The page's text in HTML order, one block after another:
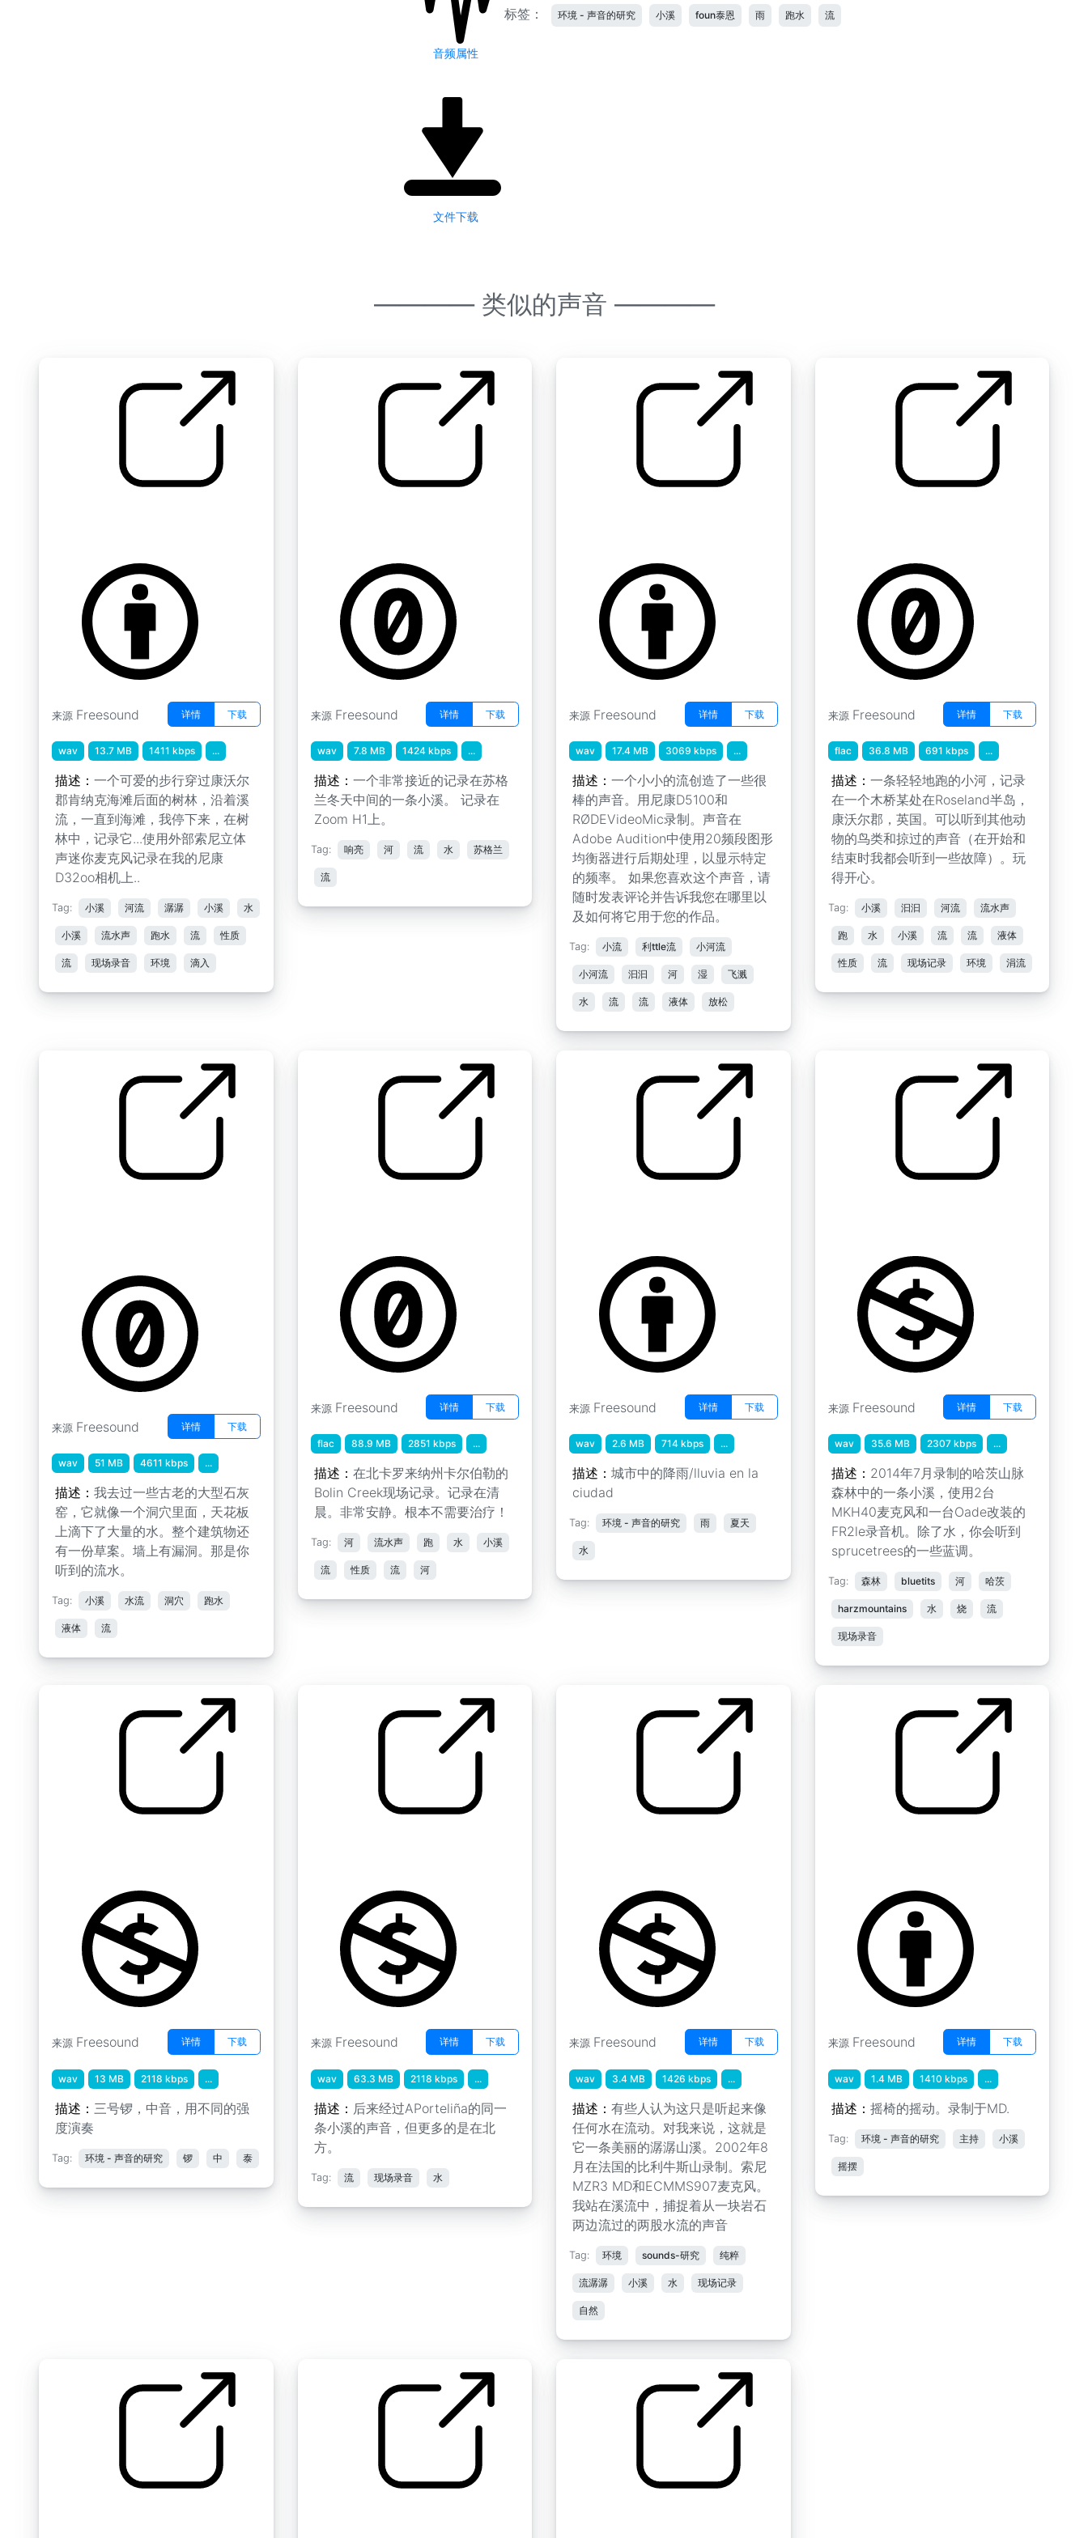
音频属性
文件下载
标签： 环境 - 声音的研究 小溪 foun泰恩 雨 跑水 流
———— 类似的声音 ————
来源 Freesound 详情 下载
wav 13.7 MB 1411 kbps ...
描述： 一个可爱的步行穿过康沃尔
郡肯纳克海滩后面的树林，沿着溪
流，一直到海滩，我停下来，在树
林中，记录它...使用外部索尼立体
声迷你麦克风记录在我的尼康
D32oo相机上..
Tag: 小溪 河流 潺潺 小溪 水
小溪 流水声 跑水 流 性质
流 现场录音 环境 滴入
来源 Freesound 详情 下载
wav 7.8 MB 1424 kbps ...
描述： 一个非常接近的记录在苏格
兰冬天中间的一条小溪。 记录在
Zoom H1上。
Tag: 响亮 河 流 水 苏格兰
流
来源 Freesound 详情 下载
wav 17.4 MB 3069 kbps ...
描述： 一个小小的流创造了一些很
棒的声音。用尼康D5100和
RØDEVideoMic录制。声音在
Adobe Audition中使用20频段图形
均衡器进行后期处理，以显示特定
的频率。 如果您喜欢这个声音，请
随时发表评论并告诉我您在哪里以
及如何将它用于您的作品。
Tag: 小流 利ttle流 小河流
小河流 汩汩 河 湿 飞溅
水 流 流 液体 放松
来源 Freesound 详情 下载
flac 36.8 MB 691 kbps ...
描述： 一条轻轻地跑的小河，记录
在一个木桥某处在Roseland半岛，
康沃尔郡，英国。可以听到其他动
物的鸟类和掠过的声音（在开始和
结束时我都会听到一些故障）。玩
得开心。
Tag: 小溪 汩汩 河流 流水声
跑 水 小溪 流 流 液体
性质 流 现场记录 环境 涓流
来源 Freesound 详情 下载
wav 51 MB 4611 kbps ...
描述： 我去过一些古老的大型石灰
窑，它就像一个洞穴里面，天花板
上滴下了大量的水。整个建筑物还
有一份草案。墙上有漏洞。那是你
听到的流水。
Tag: 小溪 水流 洞穴 跑水
液体 流
来源 Freesound 详情 下载
flac 88.9 MB 2851 kbps ...
描述： 在北卡罗来纳州卡尔伯勒的
Bolin Creek现场记录。记录在清
晨。非常安静。根本不需要治疗！
Tag: 河 流水声 跑 水 小溪
流 性质 流 河
来源 Freesound 详情 下载
wav 2.6 MB 714 kbps ...
描述： 城市中的降雨/lluvia en la
ciudad
Tag: 环境 - 声音的研究 雨 夏天
水
来源 Freesound 详情 下载
wav 35.6 MB 2307 kbps ...
描述： 2014年7月录制的哈茨山脉
森林中的一条小溪，使用2台
MKH40麦克风和一台Oade改装的
FR2le录音机。除了水，你会听到
sprucetrees的一些蓝调。
Tag: 森林 bluetits 河 哈茨
harzmountains 水 烧 流
现场录音
来源 Freesound 详情 下载
wav 13 MB 2118 kbps ...
描述： 三号锣，中音，用不同的强
度演奏
Tag: 环境 - 声音的研究 锣 中 泰
来源 Freesound 详情 下载
wav 63.3 MB 2118 kbps ...
描述： 后来经过APorteliña的同一
条小溪的声音，但更多的是在北
方。
Tag: 流 现场录音 水
来源 Freesound 详情 下载
wav 3.4 MB 1426 kbps ...
描述： 有些人认为这只是听起来像
任何水在流动。对我来说，这就是
它一条美丽的潺潺山溪。2002年8
月在法国的比利牛斯山录制。索尼
MZR3 MD和ECMMS907麦克风。
我站在溪流中，捕捉着从一块岩石
两边流过的两股水流的声音
Tag: 环境 sounds-研究 纯粹
流潺潺 小溪 水 现场记录
自然
来源 Freesound 详情 下载
wav 1.4 MB 1410 kbps ...
描述： 摇椅的摇动。录制于MD.
Tag: 环境 - 声音的研究 主持 小溪
摇摆